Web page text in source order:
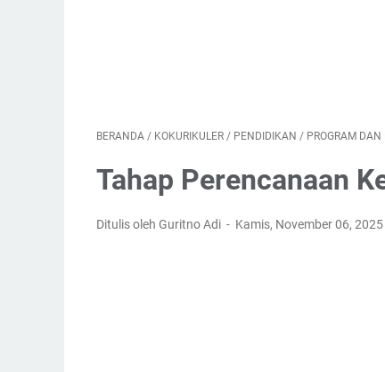
BERANDA / KOKURIKULER / PENDIDIKAN / PROGRAM DAN
Tahap Perencanaan
Ditulis oleh Guritno Adi Kamis, November 06, 2025